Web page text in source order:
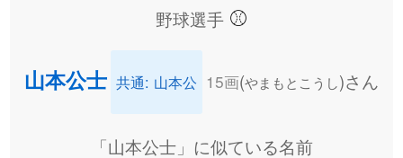
野球選手 ⚾
山本公士 共通: 山本公 15画(やまもとこうし)さん
「山本公士」に似ている名前